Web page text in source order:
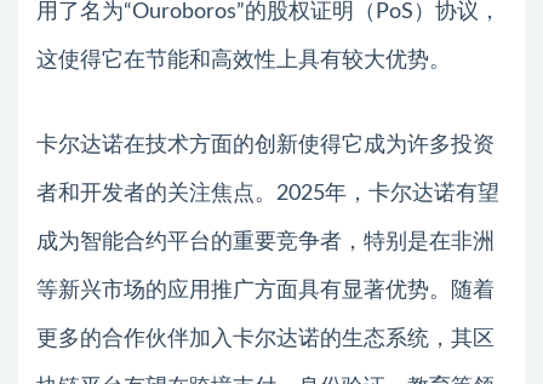
用了名为“Ouroboros”的股权证明（PoS）协议，
这使得它在节能和高效性上具有较大优势。
卡尔达诺在技术方面的创新使得它成为许多投资
者和开发者的关注焦点。2025年，卡尔达诺有望
成为智能合约平台的重要竞争者，特别是在非洲
等新兴市场的应用推广方面具有显著优势。随着
更多的合作伙伴加入卡尔达诺的生态系统，其区